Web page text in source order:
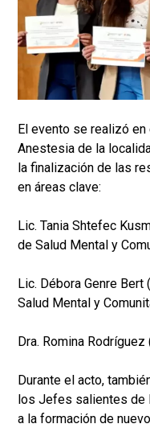
El evento se realizó
Anestesia de la
la finalización de las
en áreas clave:
Lic. Tania Shtefec
de Salud Mental y
Lic. Débora Genre
Salud Mental y
Dra. Romina
Durante el acto,
los Jefes salientes de
a la formación de